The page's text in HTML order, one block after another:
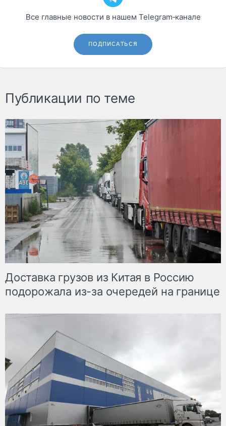
Все главные новости в нашем Telegram‑канале
ПОДПИСАТЬСЯ
Публикации по теме
Доставка грузов из Китая в Россию
подорожала из-за очередей на границе